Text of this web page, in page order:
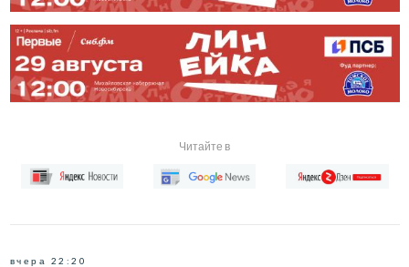
Читайте в
вчера 22:20